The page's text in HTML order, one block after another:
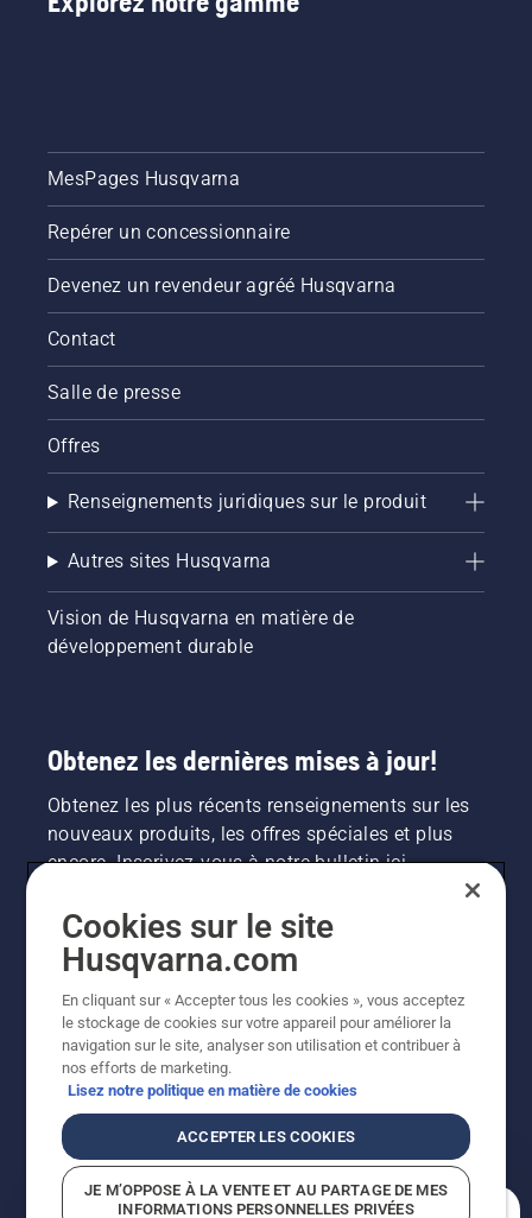
MesPages Husqvarna
Repérer un concessionnaire
Devenez un revendeur agréé Husqvarna
Contact
Salle de presse
Offres
Renseignements juridiques sur le produit
Autres sites Husqvarna
Vision de Husqvarna en matière de
développement durable
Obtenez les dernières mises à jour!
Obtenez les plus récents renseignements sur les
nouveaux produits, les offres spéciales et plus
encore. Inscrivez-vous à notre bulletin ici.
INSCRIPTION À LA NEWSLETTER
©2026 Husqvarna AB (publ.). En raison de
l'amélioration continue, le produit peut légèrement
Cookies sur le site
Husqvarna.com
En cliquant sur « Accepter tous les cookies », vous acceptez
le stockage de cookies sur votre appareil pour améliorer la
navigation sur le site, analyser son utilisation et contribuer à
nos efforts de marketing.
Lisez notre politique en matière de cookies
ACCEPTER LES COOKIES
JE M’OPPOSE À LA VENTE ET AU PARTAGE DE MES
INFORMATIONS PERSONNELLES PRIVÉES